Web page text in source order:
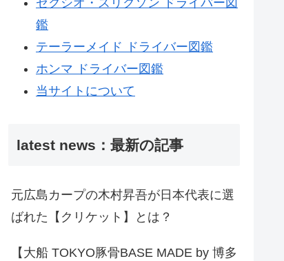
鑑
テーラーメイド ドライバー図鑑
ホンマ ドライバー図鑑
当サイトについて
latest news：最新の記事
元広島カープの木村昇吾が日本代表に選
ばれた【クリケット】とは？
【大船 TOKYO豚骨BASE MADE by 博多